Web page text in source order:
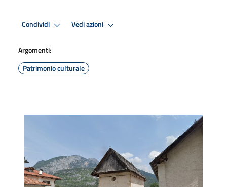
Condividi Vedi azioni
Argomenti:
Patrimonio culturale